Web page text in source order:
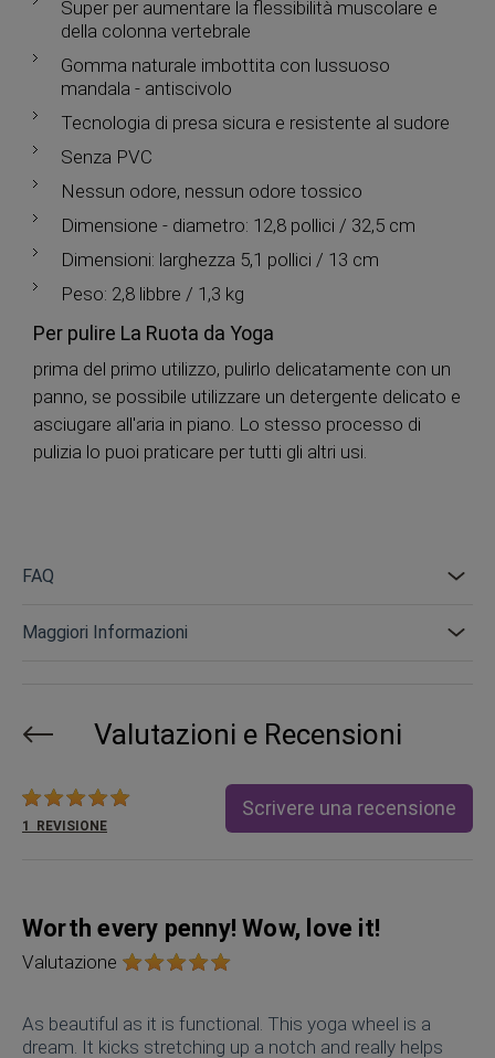
Super per aumentare la flessibilità muscolare e
della colonna vertebrale
Gomma naturale imbottita con lussuoso
mandala - antiscivolo
Tecnologia di presa sicura e resistente al sudore
Senza PVC
Nessun odore, nessun odore tossico
Dimensione - diametro: 12,8 pollici / 32,5 cm
Dimensioni: larghezza 5,1 pollici / 13 cm
Peso: 2,8 libbre / 1,3 kg
Per pulire La Ruota da Yoga
prima del primo utilizzo, pulirlo delicatamente con un
panno, se possibile utilizzare un detergente delicato e
asciugare all'aria in piano. Lo stesso processo di
pulizia lo puoi praticare per tutti gli altri usi.
FAQ
Maggiori Informazioni
Valutazioni e Recensioni
Valutazione:
1 REVISIONE
Scrivere una recensione
Worth every penny! Wow, love it!
Valutazione
As beautiful as it is functional. This yoga wheel is a
dream. It kicks stretching up a notch and really helps